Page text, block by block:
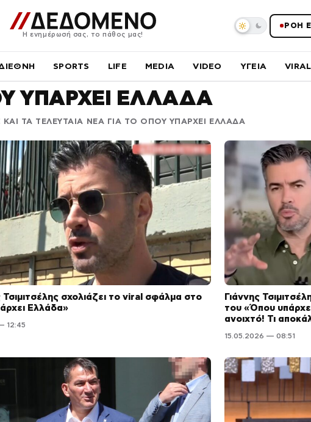
Η ενημέρωσή σας, το πάθος μας!
ΡΟΗ
SPORTS LIFE MEDIA VIDEO ΥΓΕΙΑ VIRAL
ΥΠΑΡΧΕΙ ΕΛΛΑΔΑ
ΚΑΙ ΤΑ ΤΕΛΕΥΤΑΙΑ ΝΕΑ ΓΙΑ ΤΟ ΟΠΟΥ ΥΠΑΡΧΕΙ ΕΛΛΑΔΑ
Τσιμιτσέλης σχολιάζει το viral σφάλμα στο
Ελλάδα»
12:45
Γιάννης
του «Όπου
ανοιχτό! Τι
15.05.2026 — 08:51